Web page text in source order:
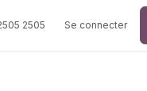
2505 Se connecter